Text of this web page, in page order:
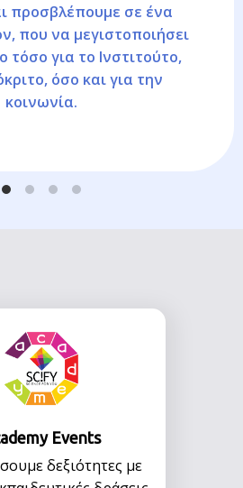
προσβλέπουμε σε ένα
που να μεγιστοποιήσει
τόσο για το Ινστιτούτο,
όσο και για την
κοινωνία.
Events
δεξιότητες με